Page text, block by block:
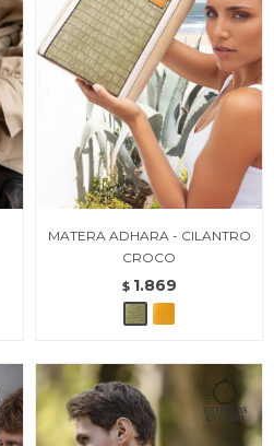
MATERA ADHARA - CILANTRO
CROCO
$ 1.869